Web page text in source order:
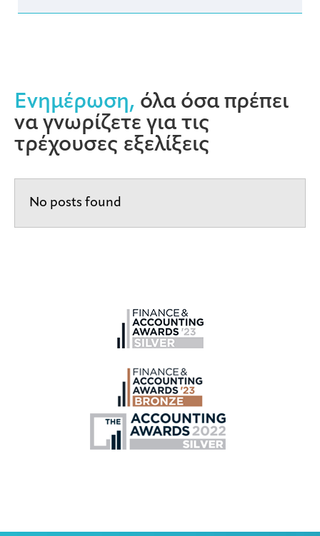
Ενημέρωση, όλα όσα πρέπει
να γνωρίζετε για τις
τρέχουσες εξελίξεις
No posts found